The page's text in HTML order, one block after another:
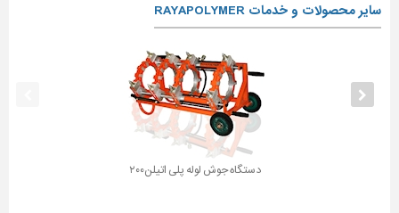
سایر محصولات و خدمات RAYAPOLYMER
دستگاه جوش لوله پلی اتیلن۲۰۰